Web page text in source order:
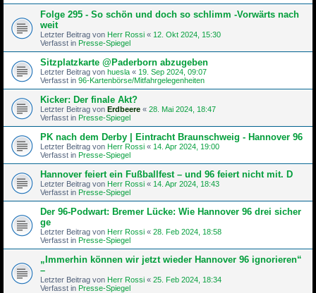
Folge 295 - So schön und doch so schlimm -Vorwärts nach
weit
Letzter Beitrag von Herr Rossi « 12. Okt 2024, 15:30
Verfasst in Presse-Spiegel
Sitzplatzkarte @Paderborn abzugeben
Letzter Beitrag von huesla « 19. Sep 2024, 09:07
Verfasst in 96-Kartenbörse/Mitfahrgelegenheiten
Kicker: Der finale Akt?
Letzter Beitrag von Erdbeere « 28. Mai 2024, 18:47
Verfasst in Presse-Spiegel
PK nach dem Derby | Eintracht Braunschweig - Hannover 96
Letzter Beitrag von Herr Rossi « 14. Apr 2024, 19:00
Verfasst in Presse-Spiegel
Hannover feiert ein Fußballfest – und 96 feiert nicht mit. D
Letzter Beitrag von Herr Rossi « 14. Apr 2024, 18:43
Verfasst in Presse-Spiegel
Der 96-Podwart: Bremer Lücke: Wie Hannover 96 drei sicher
ge
Letzter Beitrag von Herr Rossi « 28. Feb 2024, 18:58
Verfasst in Presse-Spiegel
„Immerhin können wir jetzt wieder Hannover 96 ignorieren“
–
Letzter Beitrag von Herr Rossi « 25. Feb 2024, 18:34
Verfasst in Presse-Spiegel